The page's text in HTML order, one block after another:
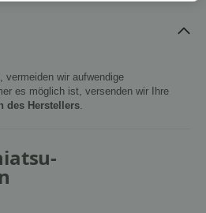
, vermeiden wir aufwendige
es möglich ist, versenden wir Ihre
des Herstellers